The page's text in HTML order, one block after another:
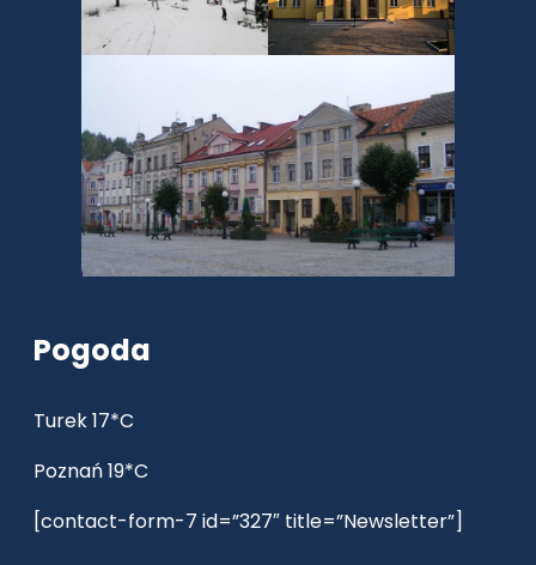
Pogoda
Turek 17*C
Poznań 19*C
[contact-form-7 id=”327″ title=”Newsletter”]